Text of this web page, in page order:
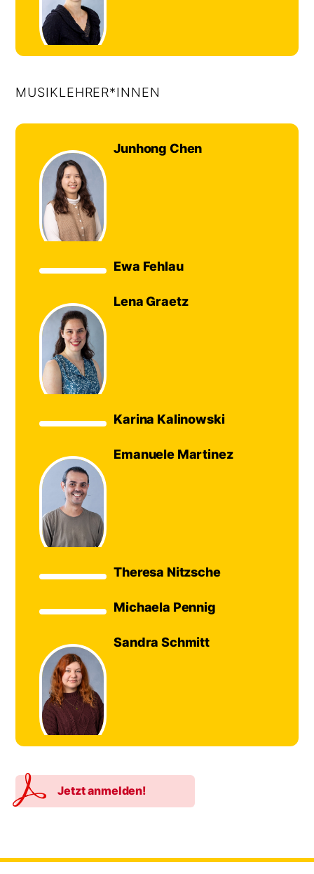
Hanne
Brandt
MUSIKLEHRER*INNEN
©
Foto:
Hanne
Brandt
Junhong Chen
Ewa Fehlau
©
Foto:
Hanne
Brandt
Lena Graetz
Karina Kalinowski
©
Foto:
Hanne
Brandt
Emanuele Martinez
Theresa Nitzsche
Michaela Pennig
©
Foto:
Hanne
Brandt
Sandra Schmitt
Jetzt anmelden!